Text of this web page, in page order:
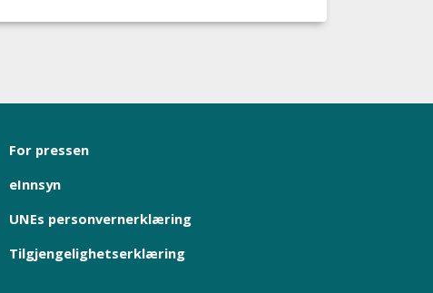
For pressen
eInnsyn
UNEs personvernerklæring
Tilgjengelighetserklæring